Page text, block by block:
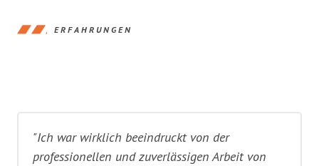
ERFAHRUNGEN
"Ich war wirklich beeindruckt von der
professionellen und zuverlässigen Arbeit von